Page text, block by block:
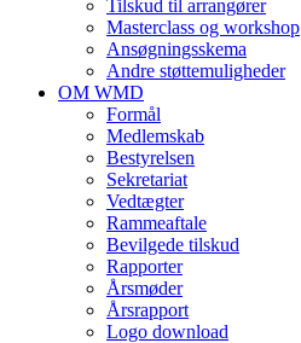
Tilskud til arrangører
Masterclass og workshop
Ansøgningsskema
Andre støttemuligheder
OM WMD
Formål
Medlemskab
Bestyrelsen
Sekretariat
Vedtægter
Rammeaftale
Bevilgede tilskud
Rapporter
Årsmøder
Årsrapport
Logo download